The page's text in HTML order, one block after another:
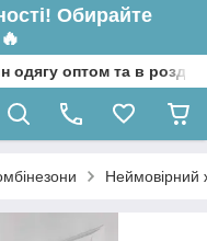
Обирайте
одягу оптом та в
Неймовірний